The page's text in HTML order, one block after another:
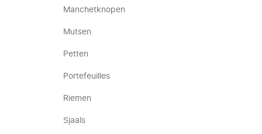
Manchetknopen
Mutsen
Petten
Portefeuilles
Riemen
Sjaals